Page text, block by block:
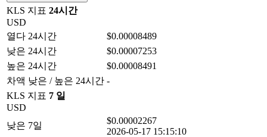
KLS 지표 24시간
USD
열다 24시간
$0.00008489
낮은 24시간
$0.00007253
높은 24시간
$0.00008491
차액 낮은 / 높은 24시간 -
KLS 지표 7 일
USD
낮은 7일
$0.00002267
2026-05-17 15:15:10